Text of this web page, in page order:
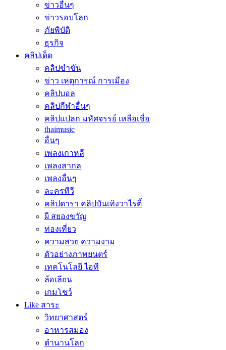
ข่าวอื่นๆ
ข่าวรอบโลก
ภัยพิบัติ
ธุรกิจ
คลิปเด็ด
คลิปขำขัน
ข่าว เหตุการณ์ การเมือง
คลิปบอล
คลิปกีฬาอื่นๆ
คลิปแปลก มหัศจรรย์ เหลือเชื่อ
thaimusic
อื่นๆ
เพลงเกาหลี
เพลงสากล
เพลงอื่นๆ
ละครทีวี
คลิปดารา คลิปบันเทิงวาไรตี้
ผี สยองขวัญ
ท่องเที่ยว
ความสวย ความงาม
ตัวอย่างภาพยนตร์
เทคโนโลยี ไอที
ล้อเลียน
เกมโชว์
Like สาระ
วิทยาศาสตร์
อาหารสมอง
ตำนานโลก